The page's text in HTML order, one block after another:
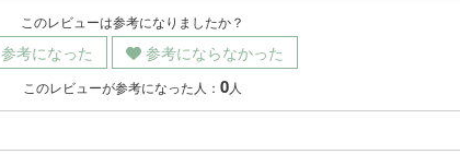
このレビューは参考になりましたか？
参考になった 参考にならなかった
このレビューが参考になった人： 0人